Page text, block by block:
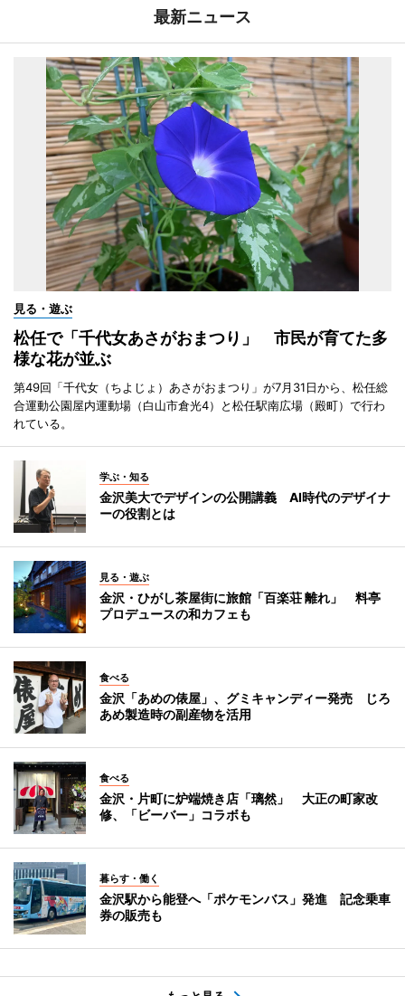
最新ニュース
見る・遊ぶ
松任で「千代女あさがおまつり」 市民が育てた多
様な花が並ぶ
第49回「千代女（ちよじょ）あさがおまつり」が7月31日から、松任総
合運動公園屋内運動場（白山市倉光4）と松任駅南広場（殿町）で行わ
れている。
学ぶ・知る
金沢美大でデザインの公開講義 AI時代のデザイナ
ーの役割とは
見る・遊ぶ
金沢・ひがし茶屋街に旅館「百楽荘 離れ」 料亭
プロデュースの和カフェも
食べる
金沢「あめの俵屋」、グミキャンディー発売 じろ
あめ製造時の副産物を活用
食べる
金沢・片町に炉端焼き店「璃然」 大正の町家改
修、「ビーバー」コラボも
暮らす・働く
金沢駅から能登へ「ポケモンバス」発進 記念乗車
券の販売も